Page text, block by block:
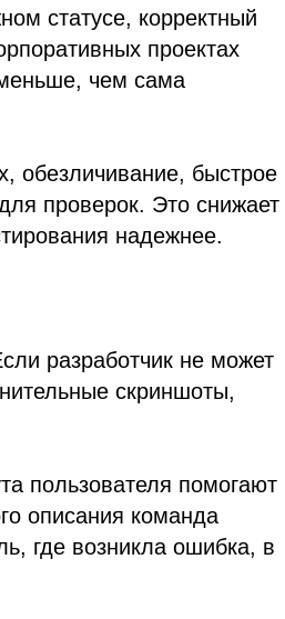
статусе, корректный
проектах
чем сама
обезличивание, быстрое
проверок. Это снижает
надежнее.
разработчик не может
скриншоты,
пользователя помогают
описания команда
где возникла ошибка, в